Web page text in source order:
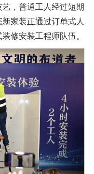
，普通工人经过短期
家装正通过订单式人
修安装工程师队伍。